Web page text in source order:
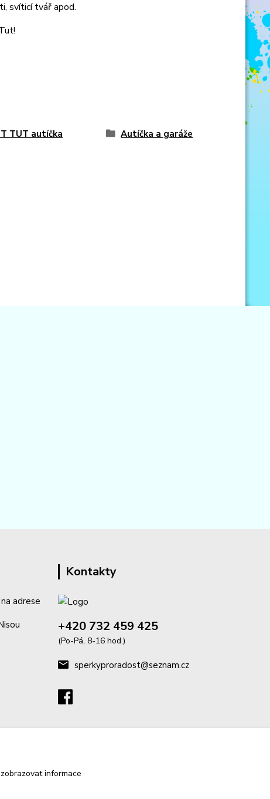
svíticí tvář apod.
TUT autíčka
Autíčka a garáže
na adrese
Kontakty
+420 732 459 425
(Po-Pá, 8-16 hod.)
sperkyproradost@seznam.cz
informace